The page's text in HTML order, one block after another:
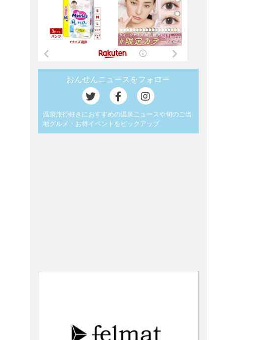
おんせんニュースをフォロー
温泉旅行好きにおすすめの温泉ニュースや旬のご当
地グルメ・お得イベントをピックアップ